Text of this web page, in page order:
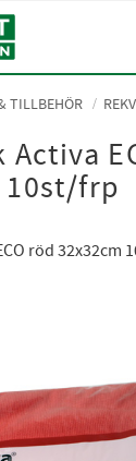
TILLBEHÖR
10st/frp
röd 32x32cm